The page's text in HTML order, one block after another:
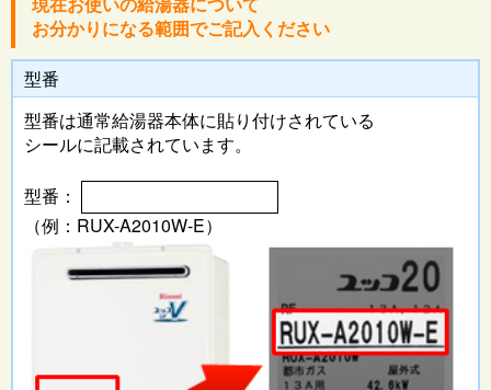
お分かりになる範囲でご記入ください
型番
型番は通常給湯器本体に貼り付けされている
シールに記載されています。
型番：
（例：RUX-A2010W-E）